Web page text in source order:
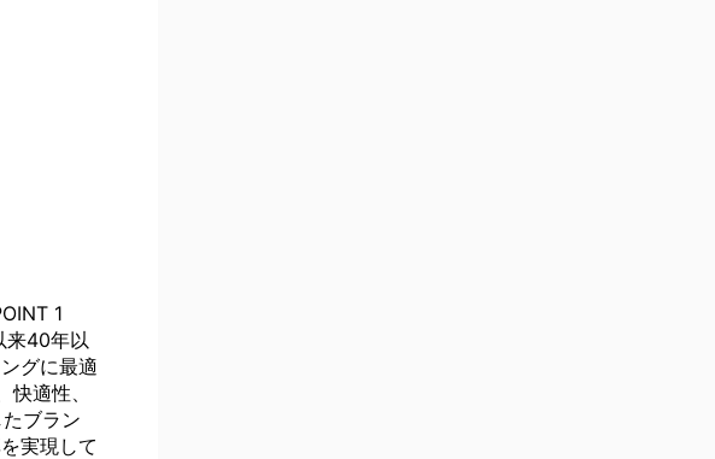
1
来40年以
グに最適
適性、
ブラン
実現して